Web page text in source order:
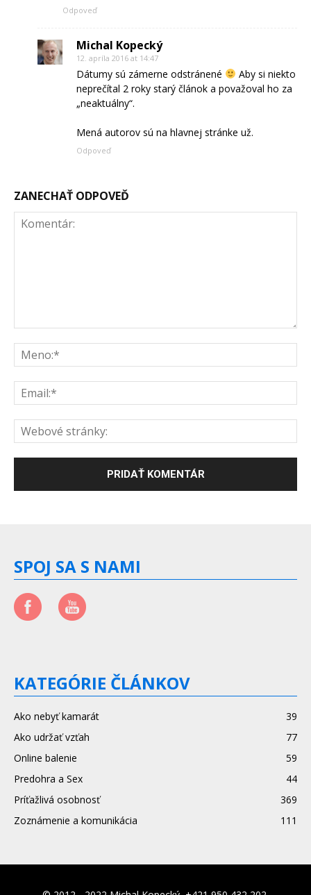
Odpoveď
Michal Kopecký
12. apríla 2016 at 14:47
Dátumy sú zámerne odstránené
Aby si niekto
neprečítal 2 roky starý článok a považoval ho za
„neaktuálny“.
Mená autorov sú na hlavnej stránke už.
Odpoveď
ZANECHAŤ ODPOVEĎ
SPOJ SA S NAMI
KATEGÓRIE ČLÁNKOV
Ako nebyť kamarát
39
Ako udržať vzťah
77
Online balenie
59
Predohra a Sex
44
Príťažlivá osobnosť
369
Zoznámenie a komunikácia
111